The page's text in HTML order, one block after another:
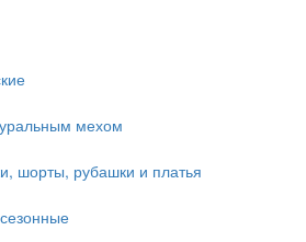
мехом
шорты, рубашки и платья